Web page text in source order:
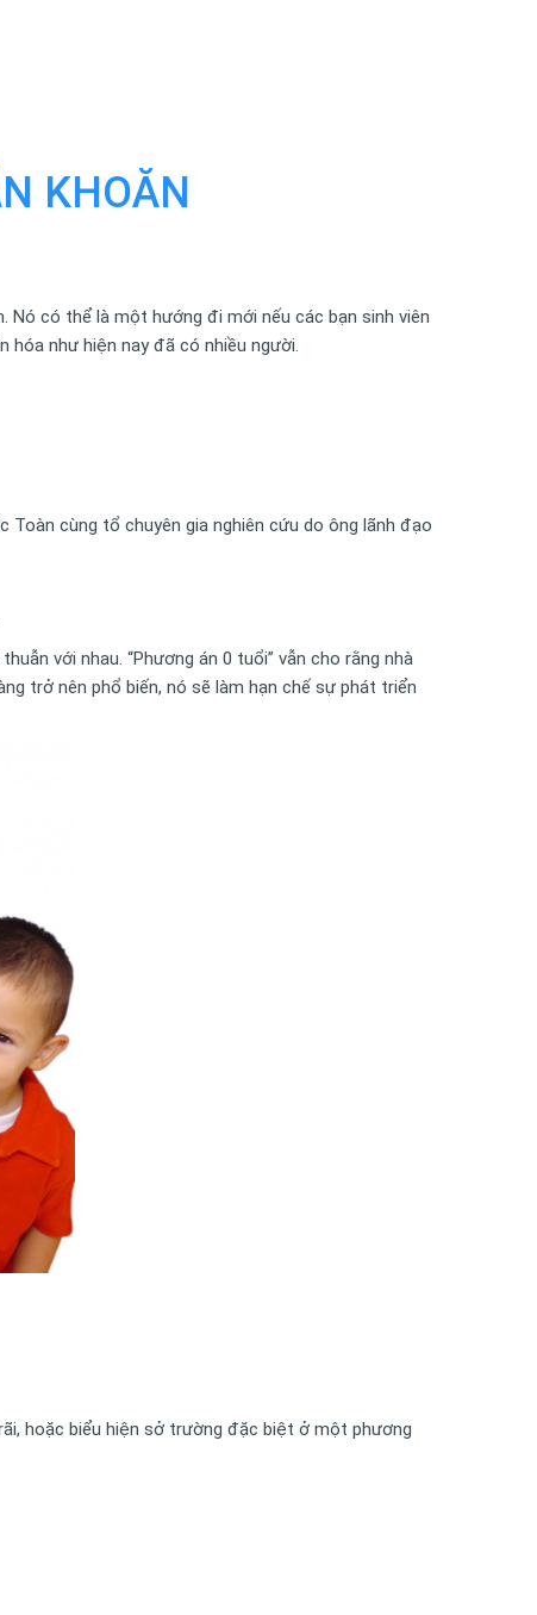
KHOĂN
Nó có thể là một hướng đi mới nếu các bạn sinh viên
hóa như hiện nay đã có nhiều người.
cùng tổ chuyên gia nghiên cứu do ông lãnh đạo
với nhau. “Phương án 0 tuổi” vẫn cho rằng nhà
trở nên phổ biến, nó sẽ làm hạn chế sự phát triển
hoặc biểu hiện sở trường đặc biệt ở một phương